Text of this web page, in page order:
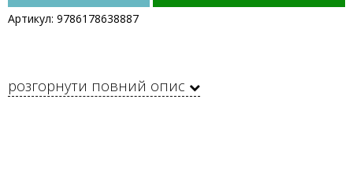
Артикул: 9786178638887
розгорнути повний опис